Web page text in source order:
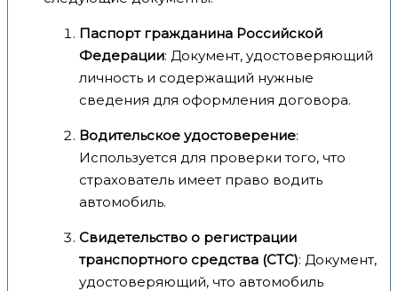
Паспорт гражданина Российской
Федерации: Документ, удостоверяющий
личность и содержащий нужные
сведения для оформления договора.
Водительское удостоверение:
Используется для проверки того, что
страхователь имеет право водить
автомобиль.
Свидетельство о регистрации
транспортного средства (СТС): Документ,
удостоверяющий, что автомобиль